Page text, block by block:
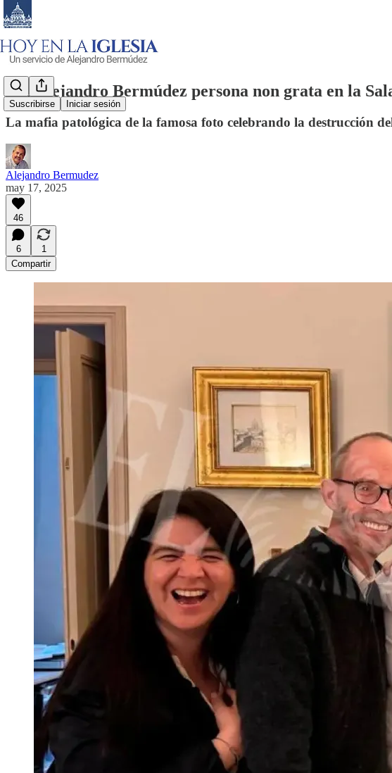
Suscribirse Iniciar sesión
¿Es Alejandro Bermúdez persona non grata en la
La mafia patológica de la famosa foto celebrando la destrucción
Alejandro Bermudez
may 17, 2025
46
6
1
Compartir